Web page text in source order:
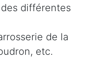
différentes
de la
etc.